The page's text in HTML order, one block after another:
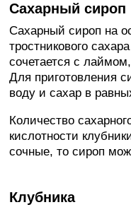
Сахарный сироп
Сахарный сироп на
тростникового
сочетается с
Для приготовления
воду и сахар в
Количество
кислотности
сочные, то сироп
Клубника